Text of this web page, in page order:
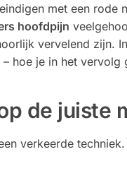
met een rode
hoofdpijn
vervelend zijn.
hoe je in het vervolg
de juiste
verkeerde